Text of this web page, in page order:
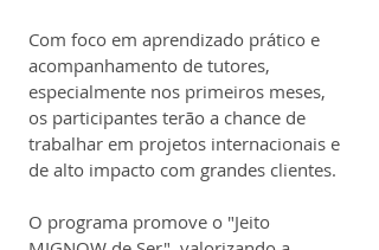
Com foco em aprendizado prático e
acompanhamento de tutores,
especialmente nos primeiros meses,
os participantes terão a chance de
trabalhar em projetos internacionais e
de alto impacto com grandes clientes.
O programa promove o "Jeito